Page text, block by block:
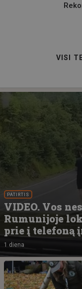
VISI
PATIRTIS
VIDEO. Vos
Rumunijoje
prie į telefoną
1 diena